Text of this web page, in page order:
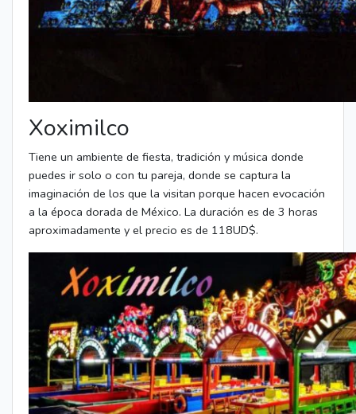
Xoximilco
Tiene un ambiente de fiesta, tradición y música donde
puedes ir solo o con tu pareja, donde se captura la
imaginación de los que la visitan porque hacen evocación
a la época dorada de México. La duración es de 3 horas
aproximadamente y el precio es de 118UD$.